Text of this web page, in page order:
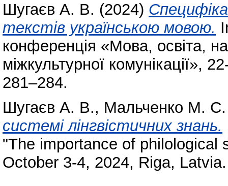
Шугаєв А. В. (2024)
текстів українською мовою.
конференція «Мова, освіта,
міжкультурної комунікації»,
281–284.
Шугаєв А. В., Мальченко М. С.
системі лінгвістичних знань.
"The importance of philological
October 3-4, 2024, Riga,